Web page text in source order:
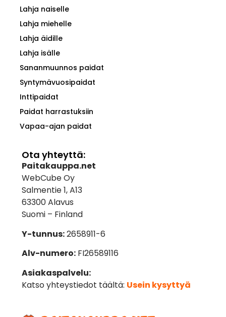
Lahja naiselle
Lahja miehelle
Lahja äidille
Lahja isälle
Sananmuunnos paidat
Syntymävuosipaidat
Inttipaidat
Paidat harrastuksiin
Vapaa-ajan paidat
Ota yhteyttä:
Paitakauppa.net
WebCube Oy
Salmentie 1, A13
63300 Alavus
Suomi – Finland
Y-tunnus:2658911-6
Alv-numero:FI26589116
Asiakaspalvelu:
Katso yhteystiedot täältä: Usein kysyttyä